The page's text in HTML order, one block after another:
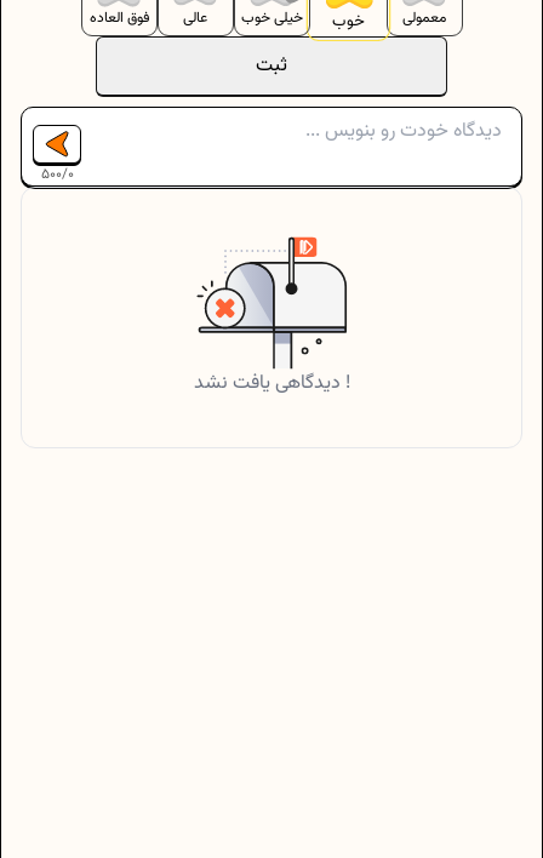
ثبت
معمولی خوب خیلی خوب عالی فوق العاده
500/0
دیدگاهی یافت نشد !